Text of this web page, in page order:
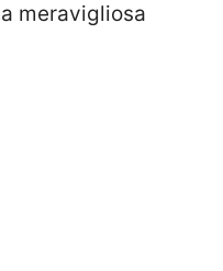
meravigliosa